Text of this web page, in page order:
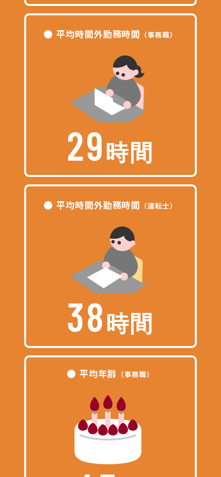
平均時間外勤務時間 （事務職）
29時間
平均時間外勤務時間 （運転士）
38時間
平均年齢 （事務職）